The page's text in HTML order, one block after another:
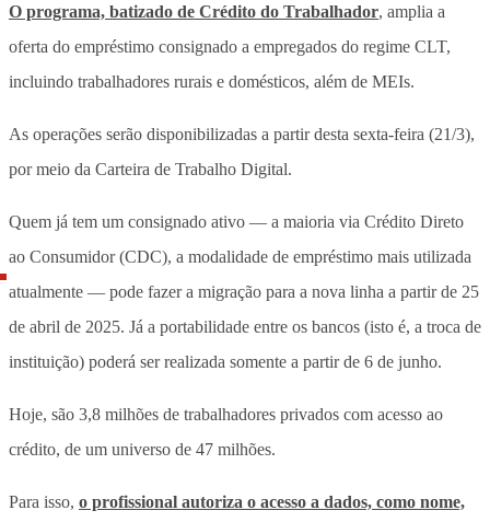
O programa, batizado de Crédito do Trabalhador, amplia a
oferta do empréstimo consignado a empregados do regime CLT,
incluindo trabalhadores rurais e domésticos, além de MEIs.
As operações serão disponibilizadas a partir desta sexta-feira (21/3),
por meio da Carteira de Trabalho Digital.
Quem já tem um consignado ativo — a maioria via Crédito Direto
ao Consumidor (CDC), a modalidade de empréstimo mais utilizada
atualmente — pode fazer a migração para a nova linha a partir de 25
de abril de 2025. Já a portabilidade entre os bancos (isto é, a troca de
instituição) poderá ser realizada somente a partir de 6 de junho.
Hoje, são 3,8 milhões de trabalhadores privados com acesso ao
crédito, de um universo de 47 milhões.
Para isso, o profissional autoriza o acesso a dados, como nome,